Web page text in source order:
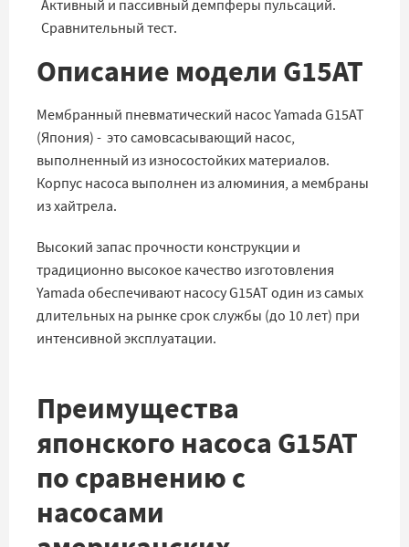
Активный и пассивный демпферы пульсаций.
Сравнительный тест.
Описание модели G15AT
Мембранный пневматический насос Yamada G15AT
(Япония) - это самовсасывающий насос,
выполненный из износостойких материалов.
Корпус насоса выполнен из алюминия, а мембраны
из хайтрела.
Высокий запас прочности конструкции и
традиционно высокое качество изготовления
Yamada обеспечивают насосу G15AT один из самых
длительных на рынке срок службы (до 10 лет) при
интенсивной эксплуатации.
Преимущества
японского насоса G15AT
по сравнению с
насосами